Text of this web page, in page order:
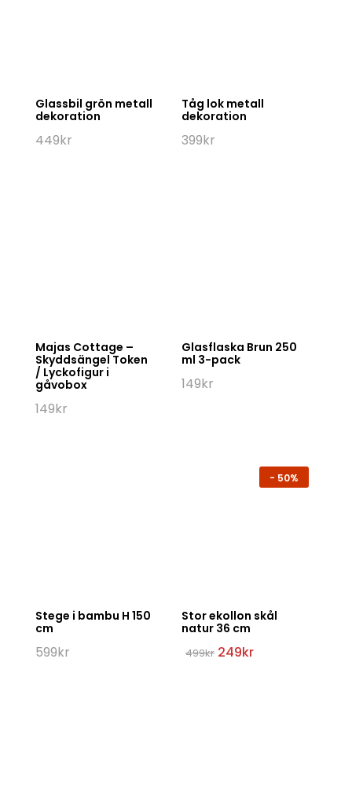
Glassbil grön metall
dekoration
449kr
Tåg lok metall
dekoration
399kr
Majas Cottage –
Skyddsängel Token
/ Lyckofigur i
gåvobox
149kr
Glasflaska Brun 250
ml 3-pack
149kr
Stege i bambu H 150
cm
599kr
- 50%
Stor ekollon skål
natur 36 cm
499kr Det
249krDet